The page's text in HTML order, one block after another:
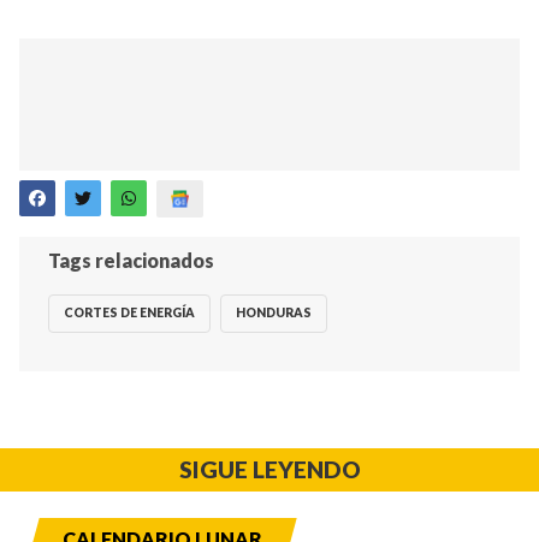
Tags relacionados
CORTES DE ENERGÍA HONDURAS
SIGUE LEYENDO